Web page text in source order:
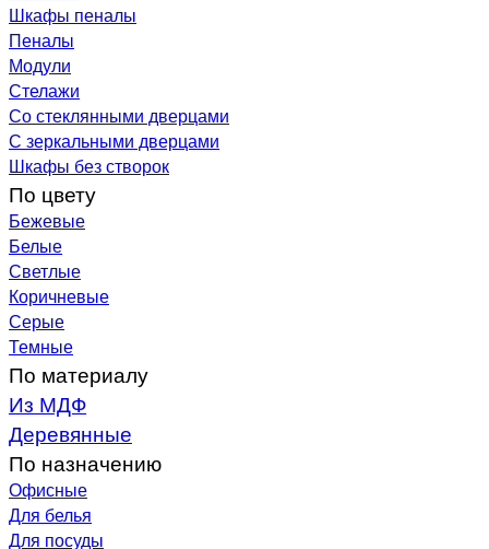
Шкафы пеналы
Пеналы
Модули
Стелажи
Со стеклянными дверцами
С зеркальными дверцами
Шкафы без створок
По цвету
Бежевые
Белые
Светлые
Коричневые
Серые
Темные
По материалу
Из МДФ
Деревянные
По назначению
Офисные
Для белья
Для посуды